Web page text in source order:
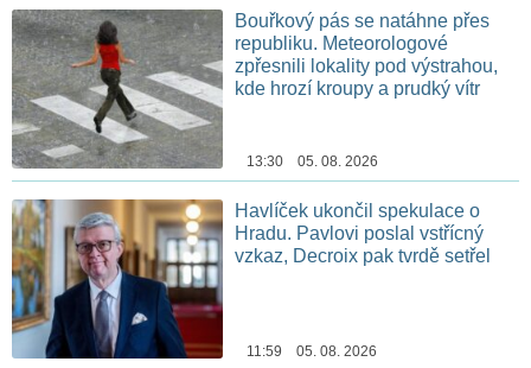
Bouřkový pás se natáhne přes
republiku. Meteorologové
zpřesnili lokality pod výstrahou,
kde hrozí kroupy a prudký vítr
13:30 05. 08. 2026
Havlíček ukončil spekulace o
Hradu. Pavlovi poslal vstřícný
vzkaz, Decroix pak tvrdě setřel
11:59 05. 08. 2026